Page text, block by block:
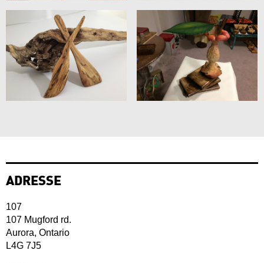
ADRESSE
107
107 Mugford rd.
Aurora, Ontario
L4G 7J5